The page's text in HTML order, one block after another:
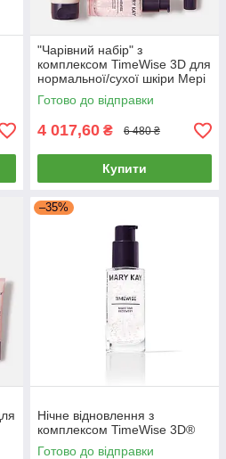
"Чарівний набір" з
комплексом TimeWise 3D для
нормальної/сухої шкіри Мері
Кей
Готово до відправки
4 017,60 ₴ 6 480 ₴
Купити
–35%
Нічне відновлення з
комплексом TimeWise 3D®
Готово до відправки